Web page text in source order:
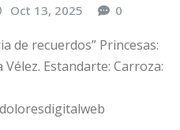
Oct 13, 2025 0
de recuerdos” Princesas:
Vélez. Estandarte: Carroza: